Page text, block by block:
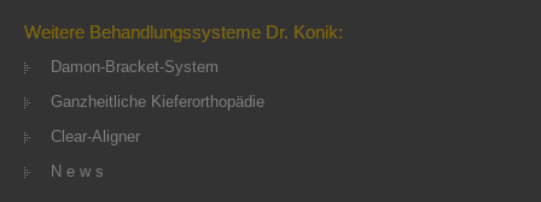
Weitere Behandlungssysteme Dr. Konik:
Damon-Bracket-System
Ganzheitliche Kieferorthopädie
Clear-Aligner
N e w s